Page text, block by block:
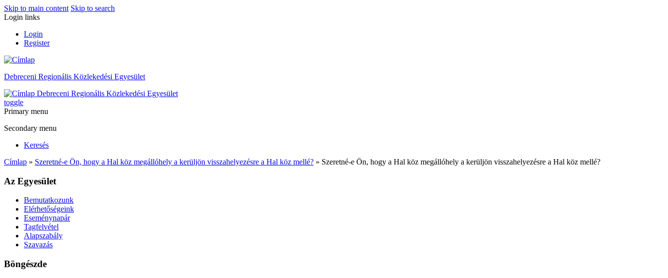
Skip to main content Skip to search
Login links
Login
Register
Debreceni Regionális Közlekedési Egyesület
Debreceni Regionális Közlekedési Egyesület
toggle
Primary menu
Secondary menu
Keresés
Címlap » Szeretné-e Ön, hogy a Hal köz megállóhely a kerüljön visszahelyezésre a Hal köz mellé? » Szeretné-e Ön, hogy a Hal köz megállóhely a kerüljön visszahelyezésre a Hal köz mellé?
Az Egyesület
Bemutatkozunk
Elérhetőségeink
Eseménynapár
Tagfelvétel
Alapszabály
Szavazás
Böngészde